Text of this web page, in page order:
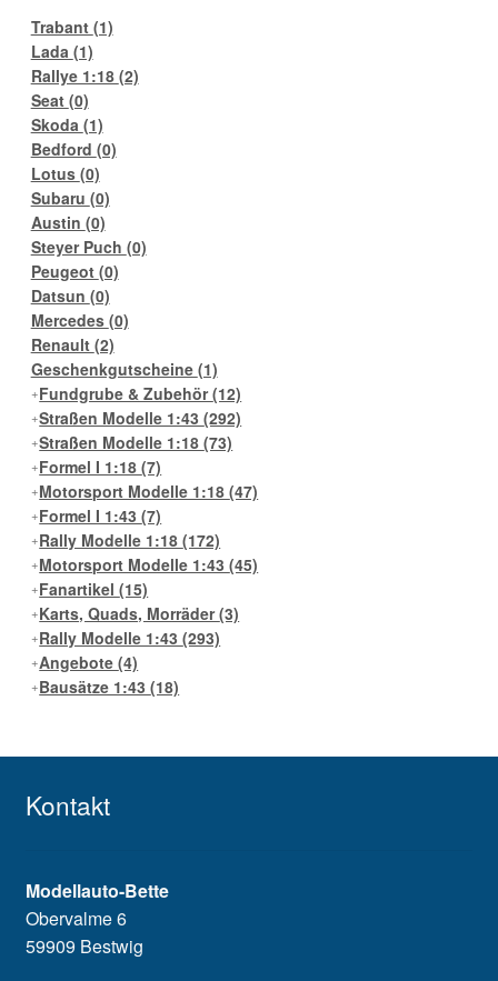
Trabant (1)
Lada (1)
Rallye 1:18 (2)
Seat (0)
Skoda (1)
Bedford (0)
Lotus (0)
Subaru (0)
Austin (0)
Steyer Puch (0)
Peugeot (0)
Datsun (0)
Mercedes (0)
Renault (2)
Geschenkgutscheine (1)
Fundgrube & Zubehör(12)
Straßen Modelle 1:43(292)
Straßen Modelle 1:18(73)
Formel I 1:18(7)
Motorsport Modelle 1:18(47)
Formel I 1:43(7)
Rally Modelle 1:18(172)
Motorsport Modelle 1:43(45)
Fanartikel(15)
Karts, Quads, Morräder(3)
Rally Modelle 1:43(293)
Angebote(4)
Bausätze 1:43(18)
Kontakt
Modellauto-Bette
Obervalme 6
59909 Bestwig